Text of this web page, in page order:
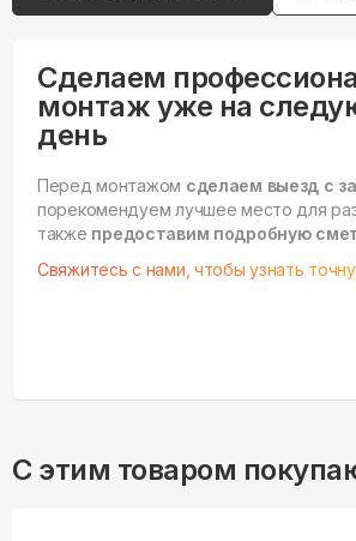
Сделаем
монтаж уже на
день
Перед монтажом сделаем выезд с
порекомендуем лучшее место для
также предоставим подробную
Свяжитесь с нами, чтобы узнать
С этим товаром